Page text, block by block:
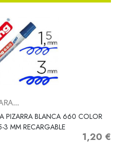
PIZARRA BLANCA 660 COLOR
3 MM RECARGABLE
Precio
1,20 €